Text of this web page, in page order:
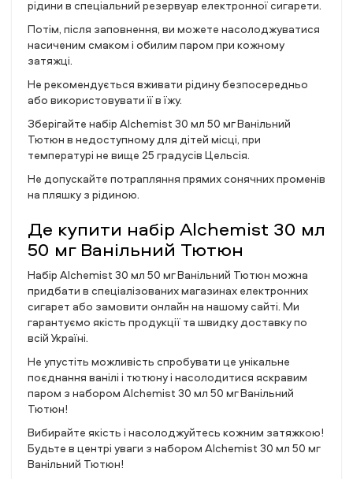
рідини в спеціальний резервуар електронної сигарети.
Потім, після заповнення, ви можете насолоджуватися
насиченим смаком і обилим паром при кожному
затяжці.
Не рекомендується вживати рідину безпосередньо
або використовувати її в їжу.
Зберігайте набір Alchemist 30 мл 50 мг Ванільний
Тютюн в недоступному для дітей місці, при
температурі не вище 25 градусів Цельсія.
Не допускайте потрапляння прямих сонячних променів
на пляшку з рідиною.
Де купити набір Alchemist 30 мл
50 мг Ванільний Тютюн
Набір Alchemist 30 мл 50 мг Ванільний Тютюн можна
придбати в спеціалізованих магазинах електронних
сигарет або замовити онлайн на нашому сайті. Ми
гарантуємо якість продукції та швидку доставку по
всій Україні.
Не упустіть можливість спробувати це унікальне
поєднання ванілі і тютюну і насолодитися яскравим
паром з набором Alchemist 30 мл 50 мг Ванільний
Тютюн!
Вибирайте якість і насолоджуйтесь кожним затяжкою!
Будьте в центрі уваги з набором Alchemist 30 мл 50 мг
Ванільний Тютюн!